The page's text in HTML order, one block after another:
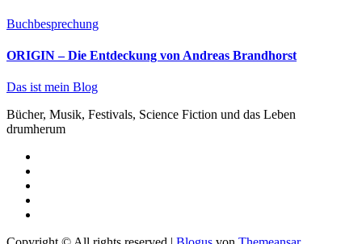
Buchbesprechung
ORIGIN – Die Entdeckung von Andreas Brandhorst
Das ist mein Blog
Bücher, Musik, Festivals, Science Fiction und das Leben
drumherum